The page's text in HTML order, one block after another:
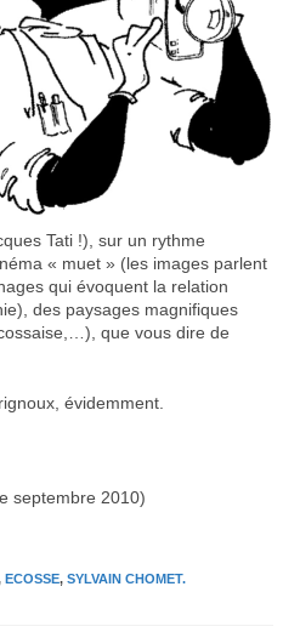
Tati !), sur un rythme
« muet » (les images parlent
qui évoquent la relation
des paysages magnifiques
que vous dire de
évidemment.
septembre 2010)
ECOSSE, SYLVAIN CHOMET.